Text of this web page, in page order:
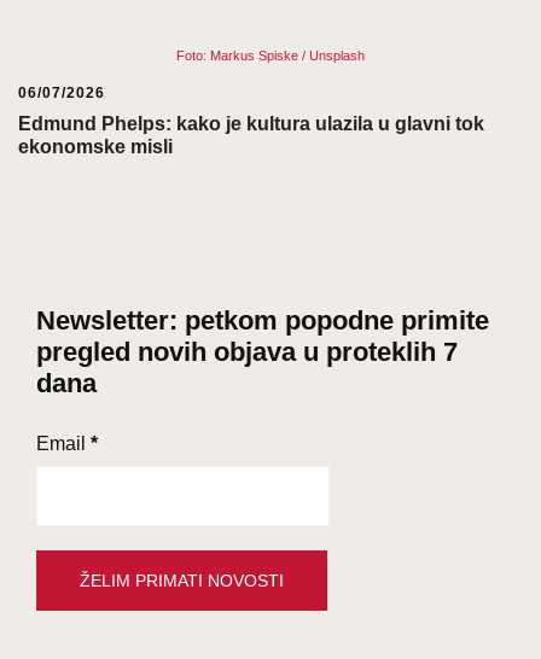
Foto: Markus Spiske / Unsplash
06/07/2026
Edmund Phelps: kako je kultura ulazila u glavni tok
ekonomske misli
Newsletter: petkom popodne primite
pregled novih objava u proteklih 7
dana
Email *